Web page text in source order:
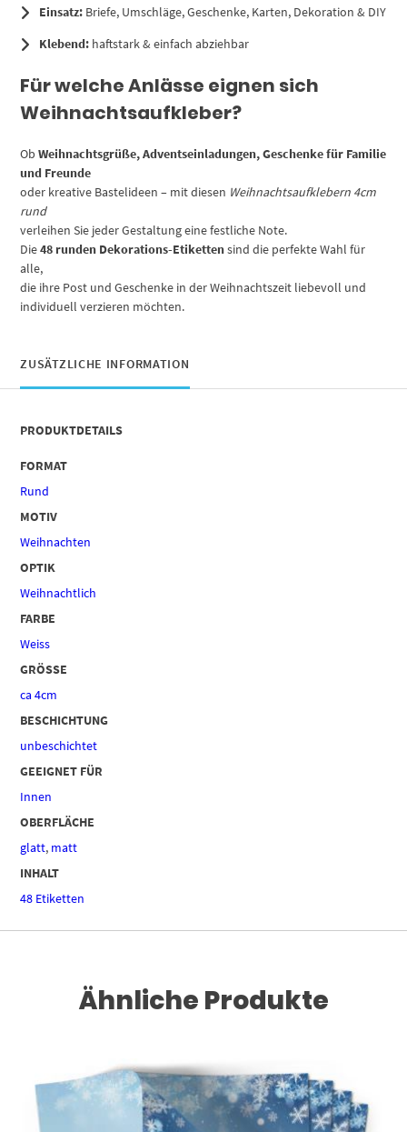
Einsatz: Briefe, Umschläge, Geschenke, Karten, Dekoration & DIY
Klebend: haftstark & einfach abziehbar
Für welche Anlässe eignen sich
Weihnachtsaufkleber?
ObWeihnachtsgrüße, Adventseinladungen, Geschenke für Familie
und Freunde
oder kreative Bastelideen – mit diesen Weihnachtsaufklebern 4cm
rund
verleihen Sie jeder Gestaltung eine festliche Note.
Die48 runden Dekorations-Etikettensind die perfekte Wahl für
alle,
die ihre Post und Geschenke in der Weihnachtszeit liebevoll und
individuell verzieren möchten.
ZUSÄTZLICHE INFORMATION
PRODUKTDETAILS
FORMAT
Rund
MOTIV
Weihnachten
OPTIK
Weihnachtlich
FARBE
Weiss
GRÖSSE
ca 4cm
BESCHICHTUNG
unbeschichtet
GEEIGNET FÜR
Innen
OBERFLÄCHE
glatt, matt
INHALT
48 Etiketten
Ähnliche Produkte